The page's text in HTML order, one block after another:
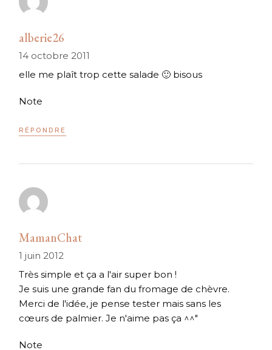
alberie26
14 octobre 2011
elle me plaît trop cette salade 🙂 bisous
Note
RÉPONDRE
MamanChat
1 juin 2012
Très simple et ça a l'air super bon !
Je suis une grande fan du fromage de chèvre.
Merci de l'idée, je pense tester mais sans les
cœurs de palmier. Je n'aime pas ça ^^"
Note